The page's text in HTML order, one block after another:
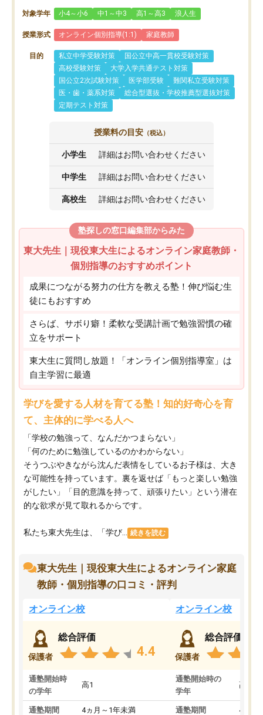
対象学年 小4～小6 中1～中3 高1～高3 浪人生
授業形式 オンライン個別指導(1:1) 家庭教師
目的 私立中学受験対策
国公立中高一貫校受験対策
高校受験対策
大学入学共通テスト対策
国公立2次試験対策
医学部受験
難関私立受験対策
医・歯・薬系対策
総合型選抜・学校推薦型選抜対策
定期テスト対策
授業料の目安 （税込）
小学生 詳細はお問い合わせください
中学生 詳細はお問い合わせください
高校生 詳細はお問い合わせください
塾探しの窓口編集部からみた
東大先生｜現役東大生によるオンライン家庭教師・
個別指導のおすすめポイント
成果につながる努力の仕方を教える塾！伸び悩む生
徒にもおすすめ
さらば、サボり癖！柔軟な受講計画で勉強習慣の確
立をサポート
東大生に質問し放題！「オンライン個別指導室」は
自主学習に最適
学びを愛する人材を育てる塾！知的好奇心を育
て、主体的に学べる人へ
「学校の勉強って、なんだかつまらない」
「何のために勉強しているのかわからない」
そうつぶやきながら沈んだ表情をしているお子様は、大き
な可能性を持っています。裏を返せば「もっと楽しい勉強
がしたい」「目的意識を持って、頑張りたい」という潜在
的な欲求が見て取れるからです。
私たち東大先生は、「学び... 続きを読む
東大先生｜現役東大生によるオンライン家庭
教師・個別指導の口コミ・評判
オンライン校
保護者
総合評価
4.4
通塾開始時
の学年
高1
通塾期間 4ヵ月～1年未満
オンライン校
保護者
総合評価
通塾開始時の
学年
高3
通塾期間 4ヵ月